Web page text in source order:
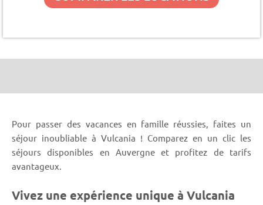
Pour passer des vacances en famille réussies, faites un
séjour inoubliable à Vulcania ! Comparez en un clic les
séjours disponibles en Auvergne et profitez de tarifs
avantageux.
Vivez une expérience unique à Vulcania